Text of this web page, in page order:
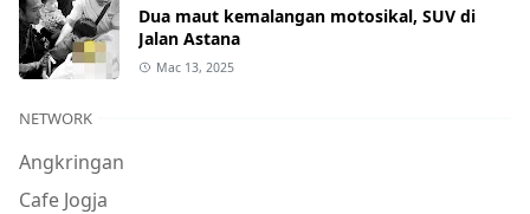
Dua maut kemalangan motosikal, SUV di
Jalan Astana
Mac 13, 2025
NETWORK
Angkringan
Cafe Jogja